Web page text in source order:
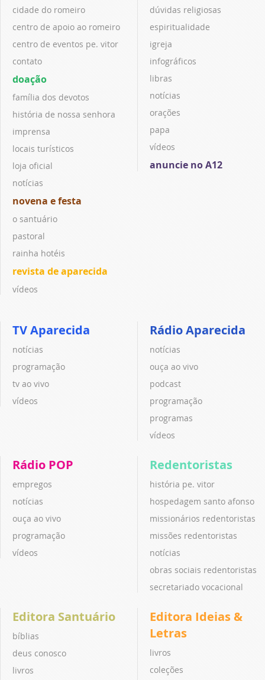
cidade do romeiro
centro de apoio ao romeiro
centro de eventos pe. vitor
contato
doação
família dos devotos
história de nossa senhora
imprensa
locais turísticos
loja oficial
notícias
novena e festa
o santuário
pastoral
rainha hotéis
revista de aparecida
vídeos
dúvidas religiosas
espiritualidade
igreja
infográficos
libras
notícias
orações
papa
vídeos
anuncie no A12
TV Aparecida
notícias
programação
tv ao vivo
vídeos
Rádio Aparecida
notícias
ouça ao vivo
podcast
programação
programas
vídeos
Rádio POP
empregos
notícias
ouça ao vivo
programação
vídeos
Redentoristas
história pe. vitor
hospedagem santo afonso
missionários redentoristas
missões redentoristas
notícias
obras sociais redentoristas
secretariado vocacional
Editora Santuário
bíblias
deus conosco
livros
Editora Ideias &
Letras
livros
coleções